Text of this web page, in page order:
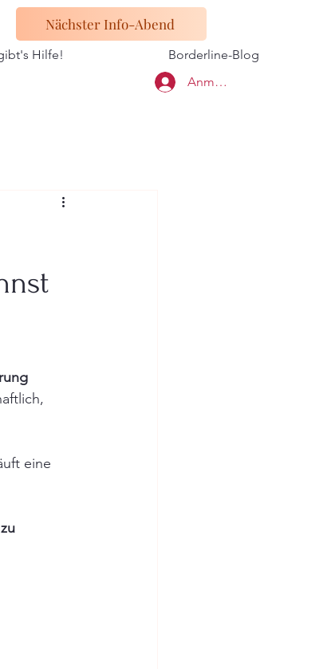
Hilfe!
Borderline-Blog
Anmelden
Nächster Info-Abend
eine